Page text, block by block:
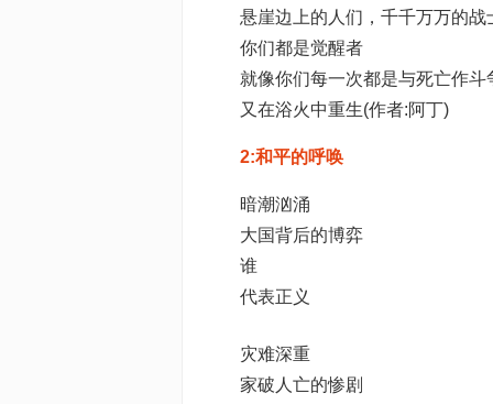
悬崖边上的人们，千千万万的战
你们都是觉醒者
就像你们每一次都是与死亡作斗
又在浴火中重生(作者:阿丁)
2:和平的呼唤
暗潮汹涌
大国背后的博弈
谁
代表正义
灾难深重
家破人亡的惨剧